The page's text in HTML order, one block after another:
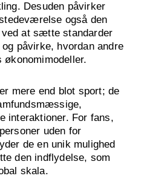
Desuden påvirker
også den
at sætte standarder
påvirke, hvordan andre
mere end blot sport; de
interaktioner. For fans,
uden for
de en unik mulighed
den indflydelse, som
skala.